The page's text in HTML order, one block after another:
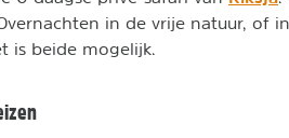
in de vrije natuur, of
is beide mogelijk.